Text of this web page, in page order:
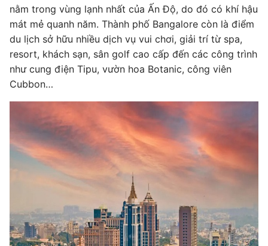
nằm trong vùng lạnh nhất của Ấn Độ, do đó có khí hậu
mát mẻ quanh năm. Thành phố Bangalore còn là điểm
du lịch sở hữu nhiều dịch vụ vui chơi, giải trí từ spa,
resort, khách sạn, sân golf cao cấp đến các công trình
như cung điện Tipu, vườn hoa Botanic, công viên
Cubbon…